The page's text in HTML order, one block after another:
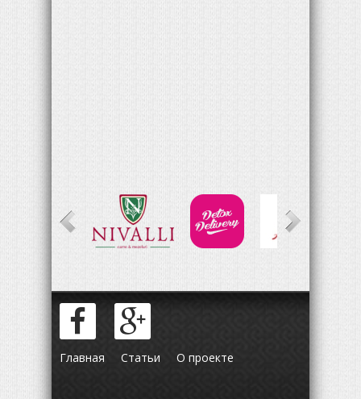
Главная Статьи О проекте